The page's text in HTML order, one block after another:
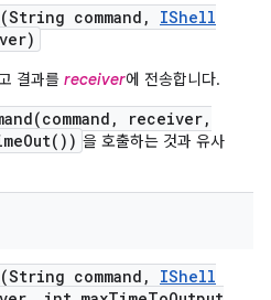
(String command ,
IShell
결과를 receiver에 전송합니다.
receiver,
을 호출하는 것과 유사
(String command ,
IShell